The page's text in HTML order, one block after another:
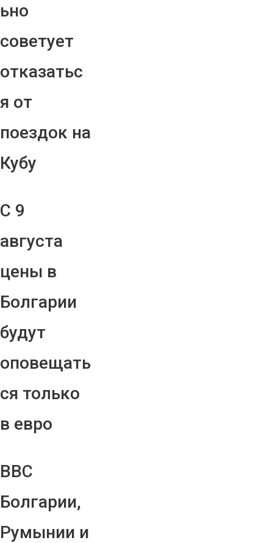
ьно
советует
отказатьс
я от
поездок на
Кубу
С 9
августа
цены в
Болгарии
будут
оповещать
ся только
в евро
ВВС
Болгарии,
Румынии и